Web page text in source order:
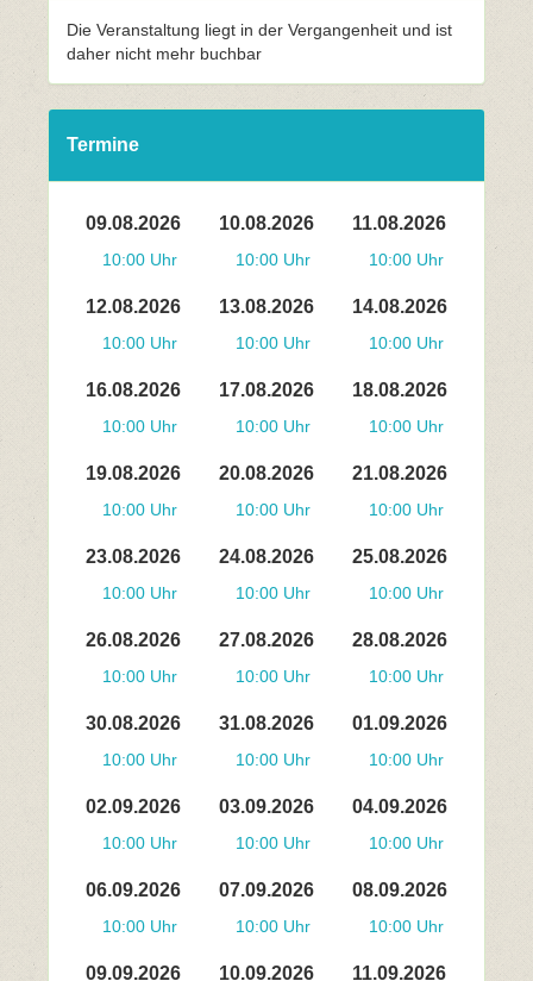
Die Veranstaltung liegt in der Vergangenheit und ist
daher nicht mehr buchbar
Termine
09.08.2026
10:00 Uhr
10.08.2026
10:00 Uhr
11.08.2026
10:00 Uhr
12.08.2026
10:00 Uhr
13.08.2026
10:00 Uhr
14.08.2026
10:00 Uhr
16.08.2026
10:00 Uhr
17.08.2026
10:00 Uhr
18.08.2026
10:00 Uhr
19.08.2026
10:00 Uhr
20.08.2026
10:00 Uhr
21.08.2026
10:00 Uhr
23.08.2026
10:00 Uhr
24.08.2026
10:00 Uhr
25.08.2026
10:00 Uhr
26.08.2026
10:00 Uhr
27.08.2026
10:00 Uhr
28.08.2026
10:00 Uhr
30.08.2026
10:00 Uhr
31.08.2026
10:00 Uhr
01.09.2026
10:00 Uhr
02.09.2026
10:00 Uhr
03.09.2026
10:00 Uhr
04.09.2026
10:00 Uhr
06.09.2026
10:00 Uhr
07.09.2026
10:00 Uhr
08.09.2026
10:00 Uhr
09.09.2026 10.09.2026 11.09.2026